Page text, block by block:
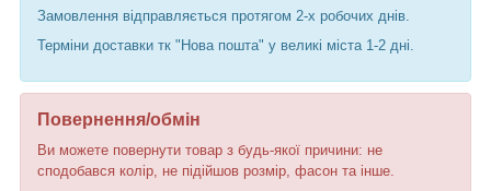
Замовлення відправляється протягом 2-х робочих днів.
Терміни доставки тк "Нова пошта" у великі міста 1-2 дні.
Повернення/обмін
Ви можете повернути товар з будь-якої причини: не
сподобався колір, не підійшов розмір, фасон та інше.